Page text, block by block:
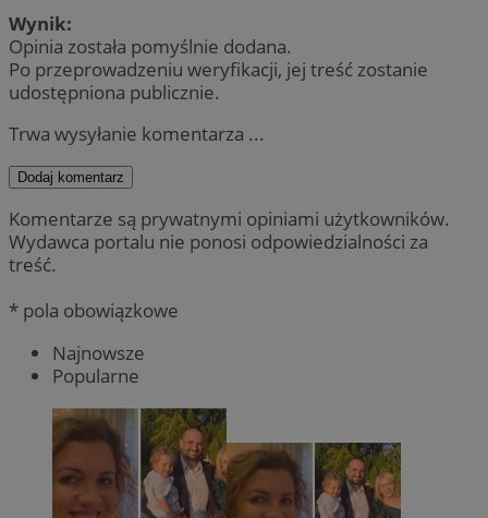
Wynik:
Opinia została pomyślnie dodana.
Po przeprowadzeniu weryfikacji, jej treść zostanie
udostępniona publicznie.
Trwa wysyłanie komentarza ...
Dodaj komentarz
Komentarze są prywatnymi opiniami użytkowników.
Wydawca portalu nie ponosi odpowiedzialności za
treść.
* pola obowiązkowe
Najnowsze
Popularne